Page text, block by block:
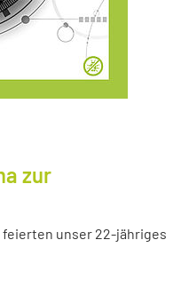
zur
feierten unser 22-jähriges